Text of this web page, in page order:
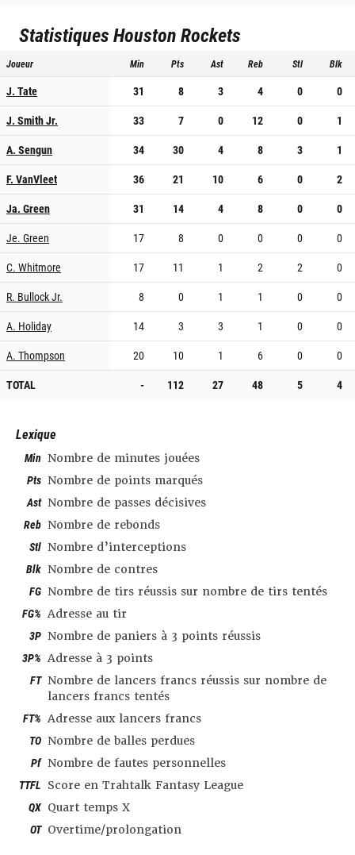
StatistiquesHouston Rockets
Joueur Min Pts Ast Reb Stl Blk
J. Tate 31 8 3 4 0
0
J. Smith Jr.
33 7 0 12 0
1
A. Sengun
34 30 4 8 3
1
F. VanVleet
36 21 10 6 0
2
Ja. Green
31 14 4 8 0
0
Je. Green
17 8 0 0 0
0
C. Whitmore
17 11 1 2 2
0
R. Bullock Jr.
8 0 1 1 0
0
A. Holiday
14 3 3 1 0
0
A. Thompson
20 10 1 6 0
0
TOTAL
- 112 27 48 5 4
Lexique
Min Nombre de minutes jouées
Pts Nombre de points marqués
Ast Nombre de passes décisives
Reb Nombre de rebonds
Stl Nombre d’interceptions
Blk Nombre de contres
FG Nombre de tirs réussis sur nombre de tirs tentés
FG% Adresse au tir
3P Nombre de paniers à 3 points réussis
3P% Adresse à 3 points
FT Nombre de lancers francs réussis sur nombre de
lancers francs tentés
FT% Adresse aux lancers francs
TO Nombre de balles perdues
Pf Nombre de fautes personnelles
TTFL Score en Trahtalk Fantasy League
QX Quart temps X
OT Overtime/prolongation